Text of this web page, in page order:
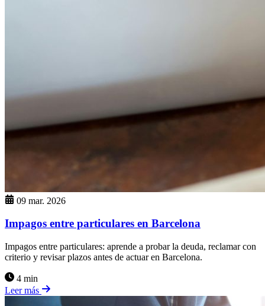
09 mar. 2026
Impagos entre particulares en Barcelona
Impagos entre particulares: aprende a probar la deuda, reclamar con
criterio y revisar plazos antes de actuar en Barcelona.
4 min
Leer más